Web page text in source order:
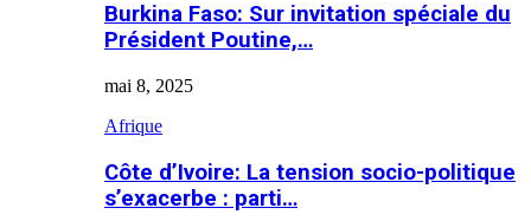
Burkina Faso: Sur invitation spéciale du
Président Poutine,…
mai 8, 2025
Afrique
Côte d’Ivoire: La tension socio-politique
s’exacerbe : parti…